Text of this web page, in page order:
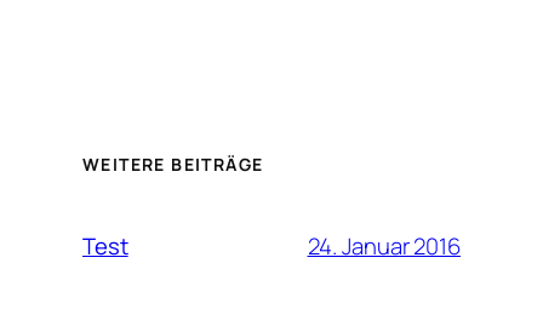
WEITERE BEITRÄGE
Test 24. Januar 2016